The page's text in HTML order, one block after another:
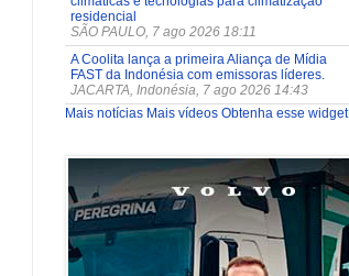
residencial
SÃO PAULO, 7 ago 2026 18:11
A Coolita lança a primeira Aliança de Mídia
FAST da Indonésia com emissoras líderes.
JACARTA, Indonésia, 7 ago 2026 14:43
Mais notícias Mais vídeos Obtenha esse widget